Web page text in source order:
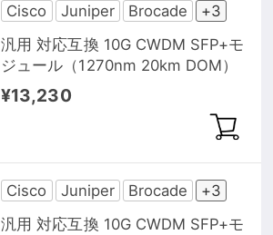
Cisco Juniper Brocade
+3
汎用 対応互換 10G CWDM SFP+モ
ジュール（1270nm 20km DOM）
¥13,230
Cisco Juniper Brocade
+3
汎用 対応互換 10G CWDM SFP+モ